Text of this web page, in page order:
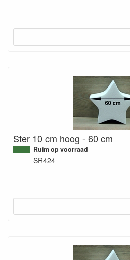
Ster 10 cm hoog - 60 cm
Ruim op voorraad
SR424